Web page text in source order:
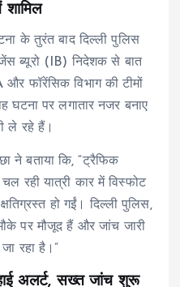
के तुरंत बाद दिल्ली पुलिस
ब्यूरो (IB) निदेशक से बात
फॉरेंसिक विभाग की टीमों
घटना पर लगातार नजर बनाए
ले रहे हैं।
ने बताया कि, “ट्रैफिक
रही यात्री कार में विस्फोट
हो गईं। दिल्ली पुलिस,
पर मौजूद हैं और जांच जारी
रहा है।”
अलर्ट, सख्त जांच शुरू